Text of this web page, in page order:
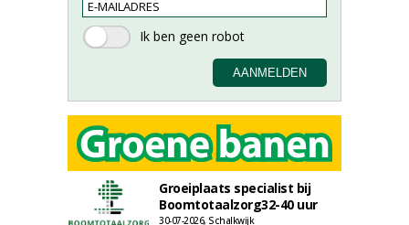
Groeiplaats specialist bij
Boomtotaalzorg32-40 uur
30-07-2026, Schalkwijk